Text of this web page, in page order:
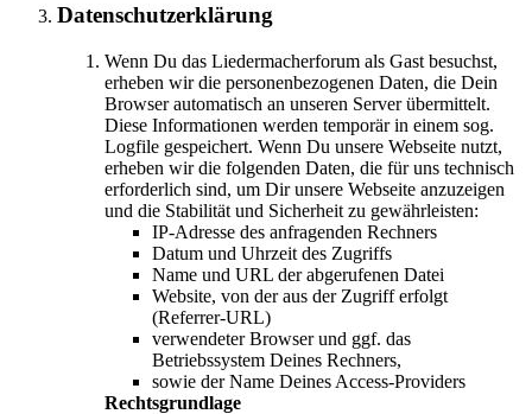
Datenschutzerklärung
Wenn Du das Liedermacherforum als Gast besuchst,
erheben wir die personenbezogenen Daten, die Dein
Browser automatisch an unseren Server übermittelt.
Diese Informationen werden temporär in einem sog.
Logfile gespeichert. Wenn Du unsere Webseite nutzt,
erheben wir die folgenden Daten, die für uns technisch
erforderlich sind, um Dir unsere Webseite anzuzeigen
und die Stabilität und Sicherheit zu gewährleisten:
IP-Adresse des anfragenden Rechners
Datum und Uhrzeit des Zugriffs
Name und URL der abgerufenen Datei
Website, von der aus der Zugriff erfolgt
(Referrer-URL)
verwendeter Browser und ggf. das
Betriebssystem Deines Rechners,
sowie der Name Deines Access-Providers
Rechtsgrundlage